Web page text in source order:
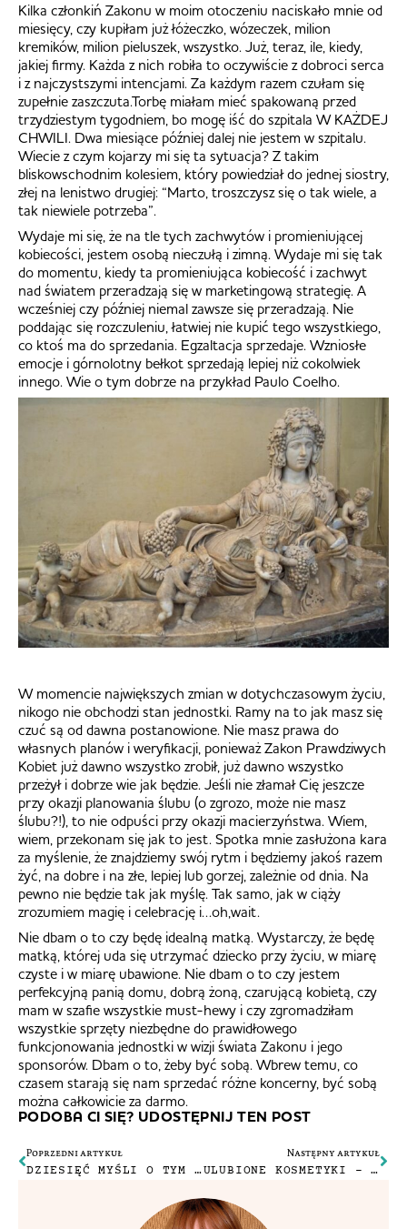
Kilka członkiń Zakonu w moim otoczeniu naciskało mnie od
miesięcy, czy kupiłam już łóżeczko, wózeczek, milion
kremików, milion pieluszek, wszystko. Już, teraz, ile, kiedy,
jakiej firmy. Każda z nich robiła to oczywiście z dobroci serca
i z najczystszymi intencjami. Za każdym razem czułam się
zupełnie zaszczuta.Torbę miałam mieć spakowaną przed
trzydziestym tygodniem, bo mogę iść do szpitala W KAŻDEJ
CHWILI. Dwa miesiące później dalej nie jestem w szpitalu.
Wiecie z czym kojarzy mi się ta sytuacja? Z takim
bliskowschodnim kolesiem, który powiedział do jednej siostry,
złej na lenistwo drugiej: “Marto, troszczysz się o tak wiele, a
tak niewiele potrzeba”.
Wydaje mi się, że na tle tych zachwytów i promieniującej
kobiecości, jestem osobą nieczułą i zimną. Wydaje mi się tak
do momentu, kiedy ta promieniująca kobiecość i zachwyt
nad światem przeradzają się w marketingową strategię. A
wcześniej czy później niemal zawsze się przeradzają. Nie
poddając się rozczuleniu, łatwiej nie kupić tego wszystkiego,
co ktoś ma do sprzedania. Egzaltacja sprzedaje. Wzniosłe
emocje i górnolotny bełkot sprzedają lepiej niż cokolwiek
innego. Wie o tym dobrze na przykład Paulo Coelho.
W momencie największych zmian w dotychczasowym życiu,
nikogo nie obchodzi stan jednostki. Ramy na to jak masz się
czuć są od dawna postanowione. Nie masz prawa do
własnych planów i weryfikacji, ponieważ Zakon Prawdziwych
Kobiet już dawno wszystko zrobił, już dawno wszystko
przeżył i dobrze wie jak będzie. Jeśli nie złamał Cię jeszcze
przy okazji planowania ślubu (o zgrozo, może nie masz
ślubu?!), to nie odpuści przy okazji macierzyństwa. Wiem,
wiem, przekonam się jak to jest. Spotka mnie zasłużona kara
za myślenie, że znajdziemy swój rytm i będziemy jakoś razem
żyć, na dobre i na złe, lepiej lub gorzej, zależnie od dnia. Na
pewno nie będzie tak jak myślę. Tak samo, jak w ciąży
zrozumiem magię i celebrację i…oh,wait.
Nie dbam o to czy będę idealną matką. Wystarczy, że będę
matką, której uda się utrzymać dziecko przy życiu, w miarę
czyste i w miarę ubawione. Nie dbam o to czy jestem
perfekcyjną panią domu, dobrą żoną, czarującą kobietą, czy
mam w szafie wszystkie must-hewy i czy zgromadziłam
wszystkie sprzęty niezbędne do prawidłowego
funkcjonowania jednostki w wizji świata Zakonu i jego
sponsorów. Dbam o to, żeby być sobą. Wbrew temu, co
czasem starają się nam sprzedać różne koncerny, być sobą
można całkowicie za darmo.
PODOBA CI SIĘ? UDOSTĘPNIJ TEN POST
Poprzedni artykuł
DZIESIĘĆ MYŚLI O TYM CO DLA MNIE ZNACZY HERBATA
Następny artykuł
ULUBIONE KOSMETYKI – NOWA DOSTAWA